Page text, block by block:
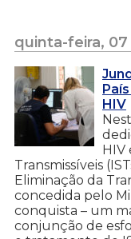
quinta-feira,
HIV
HIV
Transmissíveis
Eliminação da
concedida pelo
conquista – um
conjunção de